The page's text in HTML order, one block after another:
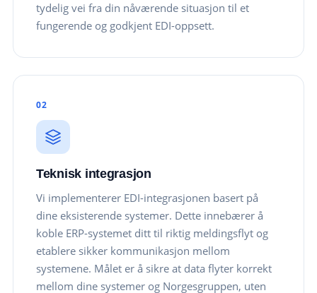
tydelig vei fra din nåværende situasjon til et
fungerende og godkjent EDI-oppsett.
02
Teknisk integrasjon
Vi implementerer EDI-integrasjonen basert på
dine eksisterende systemer. Dette innebærer å
koble ERP-systemet ditt til riktig meldingsflyt og
etablere sikker kommunikasjon mellom
systemene. Målet er å sikre at data flyter korrekt
mellom dine systemer og Norgesgruppen, uten